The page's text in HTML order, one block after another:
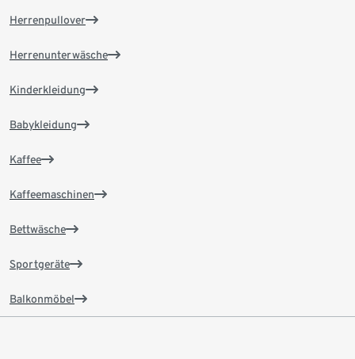
Herrenpullover
Herrenunterwäsche
Kinderkleidung
Babykleidung
Kaffee
Kaffeemaschinen
Bettwäsche
Sportgeräte
Balkonmöbel